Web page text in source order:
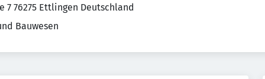
7 76275 Ettlingen Deutschland
Bauwesen